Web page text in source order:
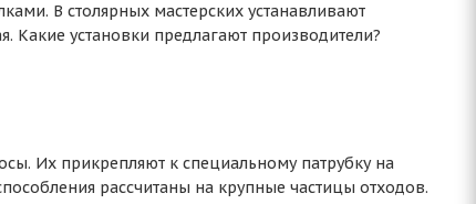
В столярных мастерских устанавливают
Какие установки предлагают производители?
Их прикрепляют к специальному патрубку на
рассчитаны на крупные частицы отходов.